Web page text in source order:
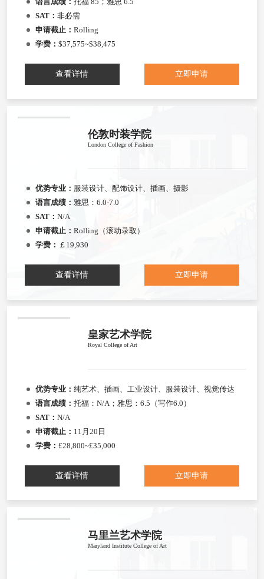
SAT： 非必需
申请截止： Rolling
学费： $37,575~$38,475
查看详情 立即申请
伦敦时装学院
London College of Fashion
优势专业： 服装设计、配饰设计、插画、摄影
语言成绩： 雅思：6.0-7.0
SAT： N/A
申请截止： Rolling（滚动录取）
学费： ￡19,930
查看详情 立即申请
皇家艺术学院
Royal College of Art
优势专业： 纯艺术、插画、工业设计、服装设计、视觉传达
语言成绩： 托福：N/A；雅思：6.5（写作6.0）
SAT： N/A
申请截止： 11月20日
学费： £28,800~£35,000
查看详情 立即申请
马里兰艺术学院
Maryland Institute College of Art